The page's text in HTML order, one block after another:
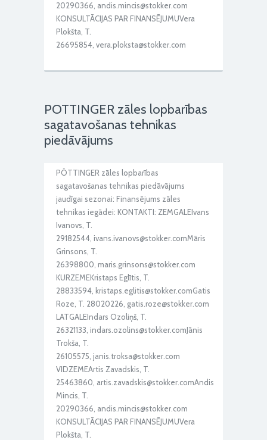
20290366, andis.mincis@stokker.com
KONSULTĀCIJAS PAR FINANSĒJUMUVera
Plokšta, T.
26695854, vera.ploksta@stokker.com
POTTINGER zāles lopbarības
sagatavošanas tehnikas
piedāvājums
PÖTTINGER zāles lopbarības
sagatavošanas tehnikas piedāvājums
jaudīgai sezonai: Finansējums zāles
tehnikas iegādei: KONTAKTI: ZEMGALEIvans
Ivanovs, T.
29182544, ivans.ivanovs@stokker.comMāris
Grinsons, T.
26398800, maris.grinsons@stokker.com
KURZEMEKristaps Eglītis, T.
28833594, kristaps.eglitis@stokker.comGatis
Roze, T. 28020226, gatis.roze@stokker.com
LATGALEIndars Ozoliņš, T.
26321133, indars.ozolins@stokker.comJānis
Trokša, T.
26105575, janis.troksa@stokker.com
VIDZEMEArtis Zavadskis, T.
25463860, artis.zavadskis@stokker.comAndis
Mincis, T.
20290366, andis.mincis@stokker.com
KONSULTĀCIJAS PAR FINANSĒJUMUVera
Plokšta, T.